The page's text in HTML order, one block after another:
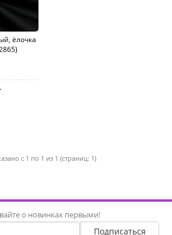
ёлочка
с 1 по 1 из 1 (страниц: 1)
о новинках первыми!